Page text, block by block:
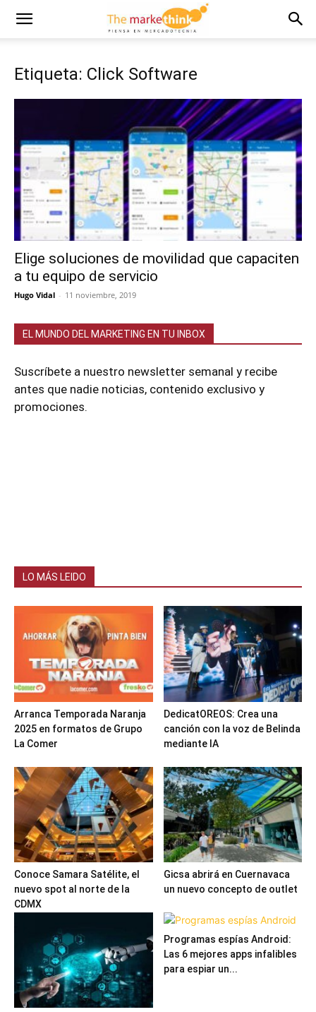
Etiqueta: Click Software
Elige soluciones de movilidad que capaciten
a tu equipo de servicio
Hugo Vidal - 11 noviembre, 2019
EL MUNDO DEL MARKETING EN TU INBOX
Suscríbete a nuestro newsletter semanal y recibe
antes que nadie noticias, contenido exclusivo y
promociones.
LO MÁS LEIDO
Arranca Temporada Naranja
2025 en formatos de Grupo
La Comer
DedicatOREOS: Crea una
canción con la voz de Belinda
mediante IA
Conoce Samara Satélite, el
nuevo spot al norte de la
CDMX
Gicsa abrirá en Cuernavaca
un nuevo concepto de outlet
Programas espías Android:
Las 6 mejores apps infalibles
para espiar un...